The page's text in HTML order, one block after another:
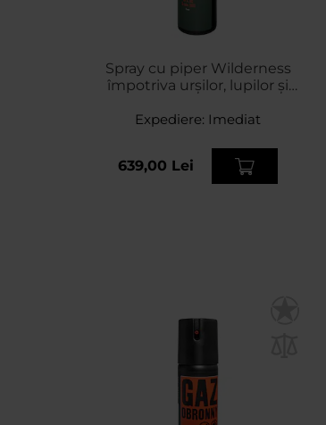
Spray cu piper Wilderness
împotriva urșilor, lupilor și
dispersie conică
Expediere: Imediat
639,00 Lei